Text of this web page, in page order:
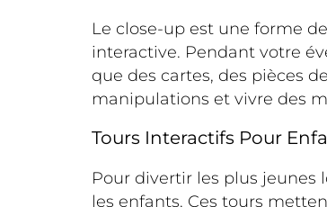
Le close-up est une forme
interactive. Pendant votre
que des cartes, des pièces
manipulations et vivre des
Tours Interactifs Pour
Pour divertir les plus jeunes
les enfants. Ces tours